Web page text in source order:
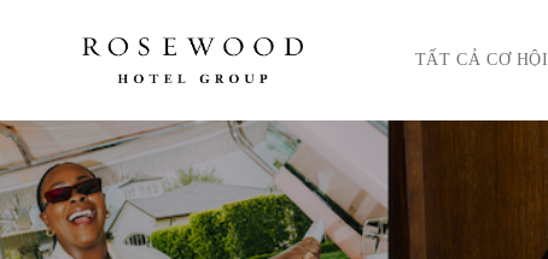
TẤT CẢ CƠ HỘI